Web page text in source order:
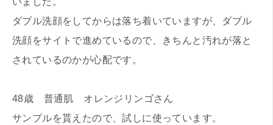
ダブル洗顔をしてからは落ち着いていますが、ダブル
洗顔をサイトで進めているので、きちんと汚れが落と
されているのかが心配です。
48歳 普通肌 オレンジリンゴさん
サンプルを貰えたので、試しに使っています。